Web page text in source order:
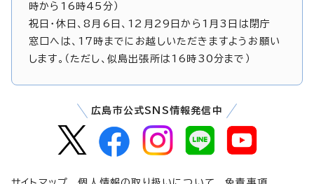
時から16時45分）
祝日・休日、8月6日、12月29日から1月3日は閉庁
窓口へは、17時までにお越しいただきますようお願い
します。（ただし、似島出張所は16時30分まで）
広島市公式SNS情報発信中